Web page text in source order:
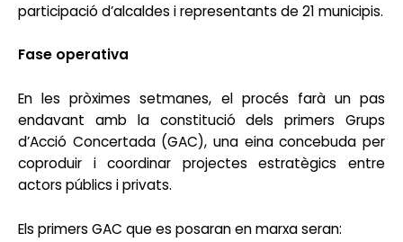
participació d’alcaldes i representants de 21 municipis.
Fase operativa
En les pròximes setmanes, el procés farà un pas
endavant amb la constitució dels primers Grups
d’Acció Concertada (GAC), una eina concebuda per
coproduir i coordinar projectes estratègics entre
actors públics i privats.
Els primers GAC que es posaran en marxa seran: